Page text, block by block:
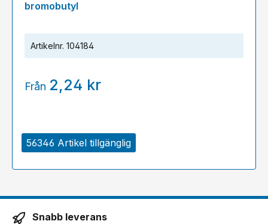
56346 Artikel tillgänglig
bromobutyl
Artikelnr. 104184
Från 2,24 kr
Snabb leverans